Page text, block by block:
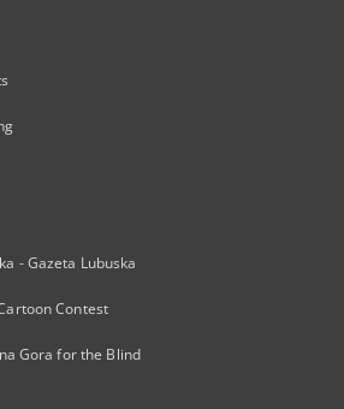
- Gazeta Lubuska
Contest
Gora for the Blind